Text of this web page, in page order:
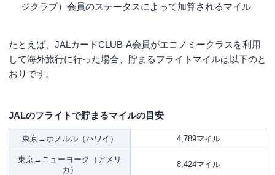
ジクラブ）会員のステータスによって加算されるマイル
たとえば、JALカードCLUB-A会員がエコノミークラスを利用
して海外旅行に行った場合、貯まるフライトマイルは以下のと
おりです。
JALのフライトで貯まるマイルの目安
東京→ホノルル（ハワイ） 4,789マイル
東京→ニューヨーク（アメリ
カ）
8,424マイル